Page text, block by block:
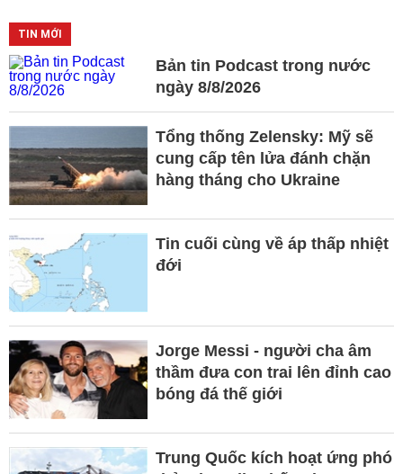
TIN MỚI
Bản tin Podcast trong nước
ngày 8/8/2026
Tổng thống Zelensky: Mỹ sẽ
cung cấp tên lửa đánh chặn
hàng tháng cho Ukraine
Tin cuối cùng về áp thấp nhiệt
đới
Jorge Messi - người cha âm
thầm đưa con trai lên đỉnh cao
bóng đá thế giới
Trung Quốc kích hoạt ứng phó